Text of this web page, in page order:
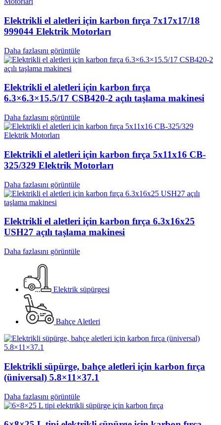
Elektrikli el aletleri için karbon fırça 7x17x17/18
999044 Elektrik Motorları
Daha fazlasını görüntüle
Elektrikli el aletleri için karbon fırça
6.3×6.3×15.5/17 CSB420-2 açılı taşlama makinesi
Daha fazlasını görüntüle
Elektrikli el aletleri için karbon fırça 5x11x16 CB-
325/329 Elektrik Motorları
Daha fazlasını görüntüle
Elektrikli el aletleri için karbon fırça 6.3x16x25
USH27 açılı taşlama makinesi
Daha fazlasını görüntüle
Elektrik süpürgesi
Bahçe Aletleri
Elektrikli süpürge, bahçe aletleri için karbon fırça
(üniversal) 5.8×11×37.1
Daha fazlasını görüntüle